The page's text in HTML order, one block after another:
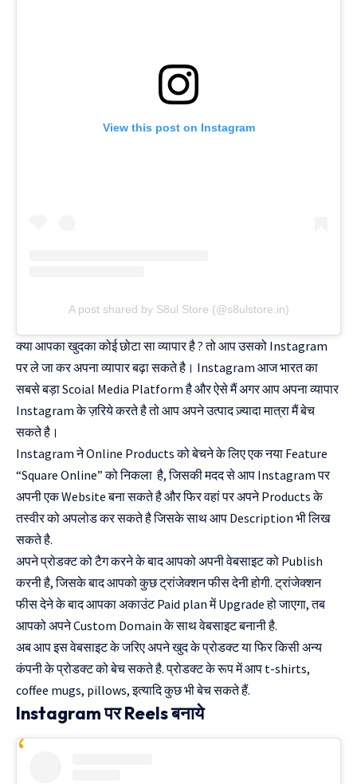
View this post on Instagram
A post shared by S8ul Store (@s8ulstore.in)
क्या आपका खुदका कोई छोटा सा व्यापार है ? तो आप उसको Instagram
पर ले जा कर अपना व्यापार बढ़ा सकते है। Instagram आज भारत का
सबसे बड़ा Scoial Media Platform है और ऐसे मैं अगर आप अपना व्यापार
Instagram के ज़रिये करते है तो आप अपने उत्पाद ज़्यादा मात्रा मैं बेच
सकते है।
Instagram ने Online Products को बेचने के लिए एक नया Feature
“Square Online” को निकला है, जिसकी मदद से आप Instagram पर
अपनी एक Website बना सकते है और फिर वहां पर अपने Products के
तस्वीर को अपलोड कर सकते है जिसके साथ आप Description भी लिख
सकते है.
अपने प्रोडक्ट को टैग करने के बाद आपको अपनी वेबसाइट को Publish
करनी है, जिसके बाद आपको कुछ ट्रांजेक्शन फीस देनी होगी. ट्रांजेक्शन
फीस देने के बाद आपका अकाउंट Paid plan में Upgrade हो जाएगा, तब
आपको अपने Custom Domain के साथ वेबसाइट बनानी है.
अब आप इस वेबसाइट के जरिए अपने खुद के प्रोडक्ट या फिर किसी अन्य
कंपनी के प्रोडक्ट को बेच सकते है. प्रोडक्ट के रूप में आप t-shirts,
coffee mugs, pillows, इत्यादि कुछ भी बेच सकते हैं.
Instagram पर Reels बनाये